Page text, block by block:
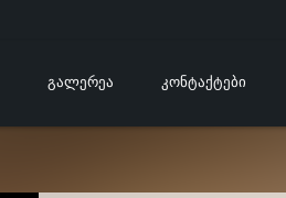
ᲒᲐᲚᲔᲠᲔᲐ ᲙᲝᲜᲢᲐᲥᲢᲔᲑᲘ